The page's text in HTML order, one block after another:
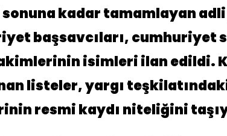
kadar tamamlayan
başsavcıları, cumhuriyet
isimleri ilan edildi.
listeler, yargı
resmi kaydı niteliğini